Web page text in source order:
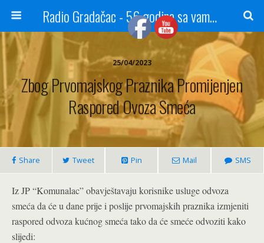
Radio Gradačac - 56 godina sa vama...
25/04/2023
Zbog Prvomajskog Praznika Promijenjen
Raspored Ovoza Smeća
Share Tweet Pin Mail SMS
Iz JP “Komunalac” obavještavaju korisnike usluge odvoza
smeća da će u dane prije i poslije prvomajskih praznika izmjeniti
raspored odvoza kućnog smeća tako da će smeće odvoziti kako
slijedi: